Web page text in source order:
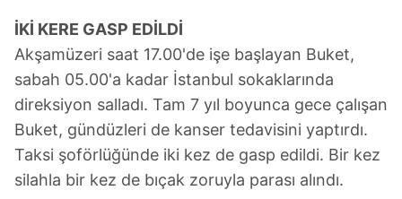
kullanılmaktadır. Diğer çerezler, sitemizin daha işlevsel
kılınması ve kişiselleştirilmesi ve sizlere yönelik
reklam/pazarlama faaliyetlerinin yapılması, amaçlarıyla
sınırlı olarak açık rızanız dahilinde kullanılacaktır.
Çerezlere ilişkin tercihlerinizi aşağıda yer alan panel
vasıtasıyla belirleyebilirsiniz. Çerezlere ilişkin detaylı bilgi
için Ayarlar butonuna tıklayabilir,Çerez Bilgilendirme
İKİ KERE GASP EDİLDİ
Akşamüzeri saat 17.00'de işe başlayan Buket,
sabah 05.00'a kadar İstanbul sokaklarında
direksiyon salladı. Tam 7 yıl boyunca gece çalışan
Buket, gündüzleri de kanser tedavisini yaptırdı.
Taksi şoförlüğünde iki kez de gasp edildi. Bir kez
silahla bir kez de bıçak zoruyla parası alındı.